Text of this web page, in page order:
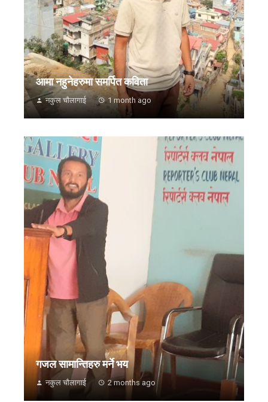
आमा नहुनेहरुमा समर्पित कविता
नकुल चौलागाई 1 month ago
गजल सामान्तिहरु मर्ने भय
नकुल चौलागाई 2 months ago